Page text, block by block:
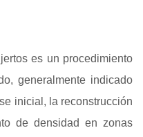
es un procedimiento
generalmente indicado
inicial, la reconstrucción
de densidad en zonas